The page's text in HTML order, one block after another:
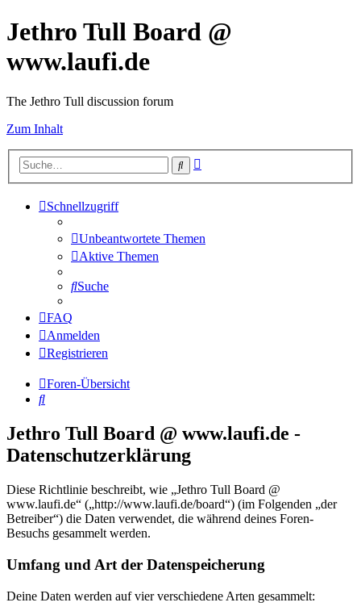
Jethro Tull Board @
www.laufi.de
The Jethro Tull discussion forum
Zum Inhalt
Suche
Schnellzugriff
Unbeantwortete Themen
Aktive Themen
Suche
FAQ
Anmelden
Registrieren
Foren-Übersicht
Suche
Jethro Tull Board @ www.laufi.de -
Datenschutzerklärung
Diese Richtlinie beschreibt, wie „Jethro Tull Board @
www.laufi.de“ („http://www.laufi.de/board“) (im Folgenden „der
Betreiber“) die Daten verwendet, die während deines Foren-
Besuchs gesammelt werden.
Umfang und Art der Datenspeicherung
Deine Daten werden auf vier verschiedene Arten gesammelt: